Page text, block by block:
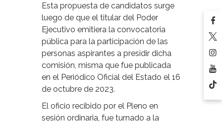
Esta propuesta de candidatos surge
luego de que el titular del Poder
Ejecutivo emitiera la convocatoria
pública para la participación de las
personas aspirantes a presidir dicha
comisión, misma que fue publicada
en el Periódico Oficial del Estado el 16
de octubre de 2023.
El oficio recibido por el Pleno en
sesión ordinaria, fue turnado a la